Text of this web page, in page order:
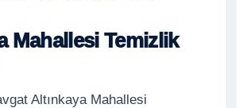
Mahallesi Temizlik
Altınkaya Mahallesi